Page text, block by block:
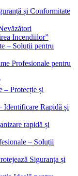
și Conformitate
Incendiilor”
– Soluții pentru
Profesionale pentru
– Protecție și
Identificare Rapidă și
rapidă și
– Soluții
Siguranța și